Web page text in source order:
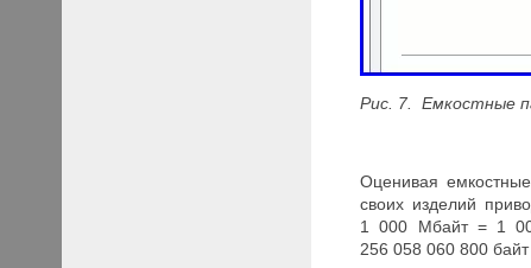
Рис. 7. Емкостные
Оценивая
своих изделий
1 000 Мбайт = 1
256 058 060 800